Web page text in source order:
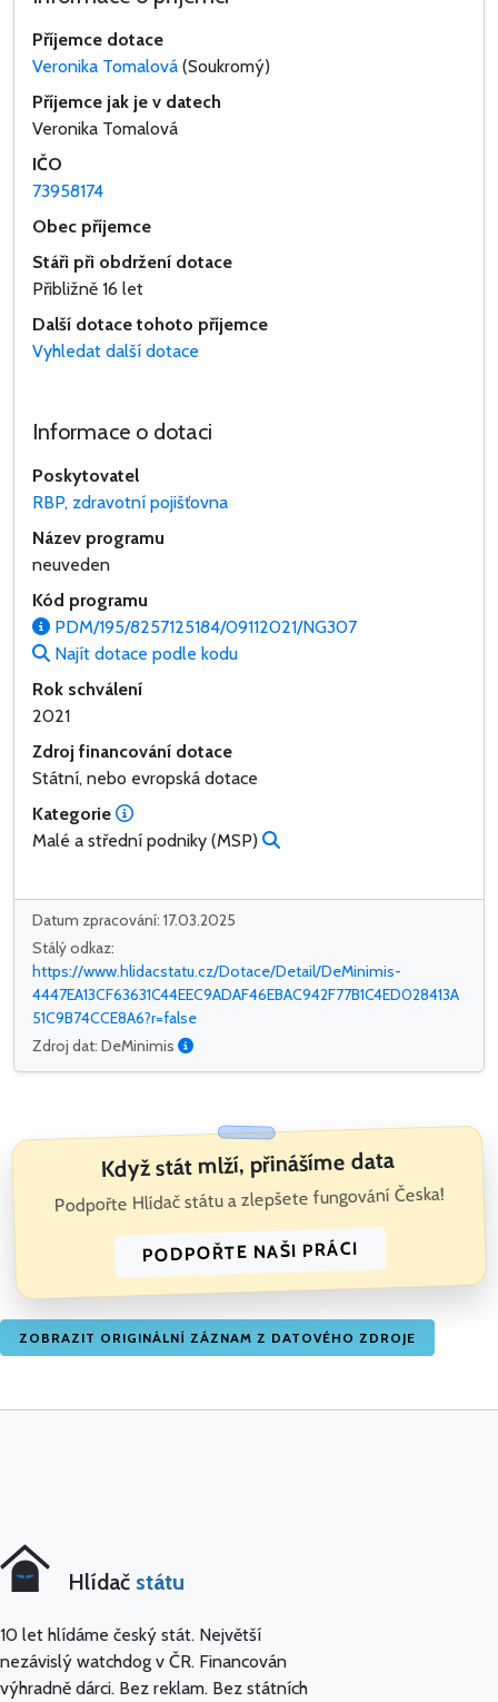
Příjemce dotace
Veronika Tomalová (Soukromý)
Příjemce jak je v datech
Veronika Tomalová
IČO
73958174
Obec příjemce
Stáři při obdržení dotace
Přibližně 16 let
Další dotace tohoto příjemce
Vyhledat další dotace
Informace o dotaci
Poskytovatel
RBP, zdravotní pojišťovna
Název programu
neuveden
Kód programu
PDM/195/8257125184/09112021/NG307
Najít dotace podle kodu
Rok schválení
2021
Zdroj financování dotace
Státní, nebo evropská dotace
Kategorie
Malé a střední podniky (MSP)
Datum zpracování: 17.03.2025
Stálý odkaz:
https://www.hlidacstatu.cz/Dotace/Detail/DeMinimis-
4447EA13CF63631C44EEC9ADAF46EBAC942F77B1C4ED028413A
51C9B74CCE8A6?r=false
Zdroj dat: DeMinimis
Když stát mlží, přinášíme data
Podpořte Hlídač státu a zlepšete fungování Česka!
PODPOŘTE NAŠI PRÁCI
ZOBRAZIT ORIGINÁLNÍ ZÁZNAM Z DATOVÉHO ZDROJE
Hlídač státu
10 let hlídáme český stát. Největší
nezávislý watchdog v ČR. Financován
výhradně dárci. Bez reklam. Bez státních